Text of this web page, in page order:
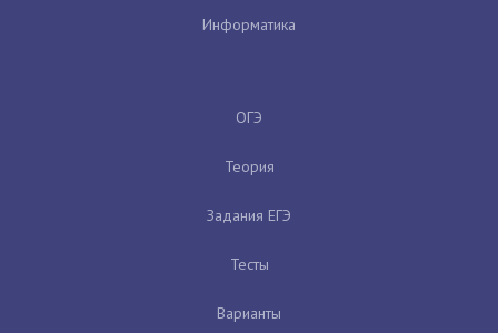
Информатика
ОГЭ
Теория
Задания ЕГЭ
Тесты
Варианты